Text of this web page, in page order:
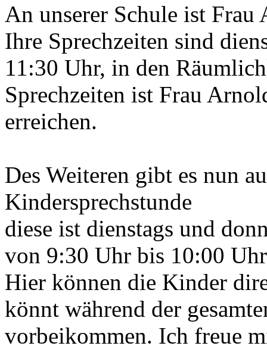
An unserer Schule ist
Ihre Sprechzeiten sind
11:30 Uhr, in den
Sprechzeiten ist Frau
erreichen.
Des Weiteren gibt es nun
Kindersprechstunde
diese ist dienstags und
von 9:30 Uhr bis 10:00
Hier können die Kinder
könnt während der
vorbeikommen. Ich freue